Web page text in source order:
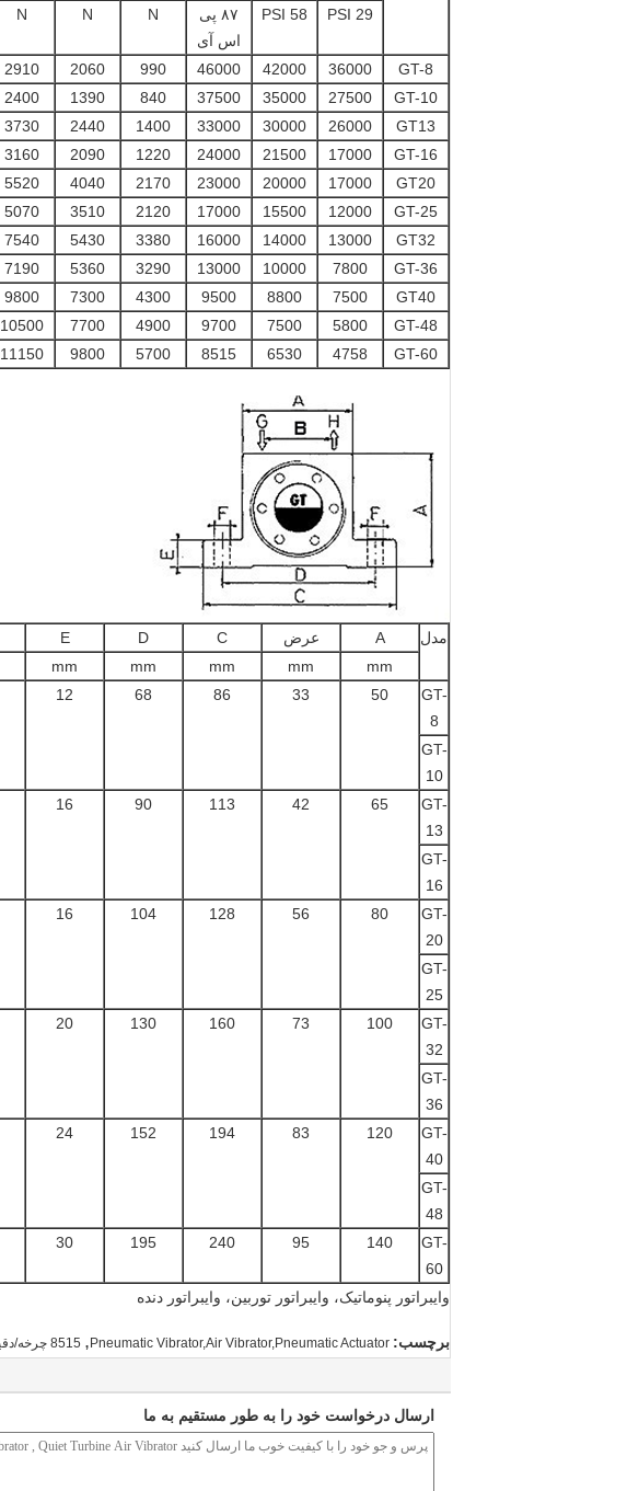
29 PSI
58 PSI
۸۷ پی
اس آی
N
N
N
GT-8
36000
42000
46000
990
2060
2910
GT-10
27500
35000
37500
840
1390
2400
GT13
26000
30000
33000
1400
2440
3730
GT-16
17000
21500
24000
1220
2090
3160
GT20
17000
20000
23000
2170
4040
5520
GT-25
12000
15500
17000
2120
3510
5070
GT32
13000
14000
16000
3380
5430
7540
GT-36
7800
10000
13000
3290
5360
7190
GT40
7500
8800
9500
4300
7300
9800
GT-48
5800
7500
9700
4900
7700
10500
GT-60
4758
6530
8515
5700
9800
11150
مدل A عرض C
D
E
mm
mm
mm
mm
mm
GT-
8
50
33
86
68
12
GT-
10
GT-
13
65
42
113
90
16
GT-
16
GT-
20
80
56
128
104
16
GT-
25
GT-
32
100
73
160
130
20
GT-
36
GT-
40
120
83
194
152
24
GT-
48
GT-
60
140
95
240
195
30
وایبراتور پنوماتیک، وایبراتور توربین، وایبراتور دنده
برچسب: Pneumatic Vibrator,Air Vibrator,Pneumatic Actuator
, 8515 چرخه/دقیقه ویبراتور پنوماتیک,ویبراتور هوا با توربین های خنک پنوماتیک
ارسال درخواست خود را به طور مستقیم به ما